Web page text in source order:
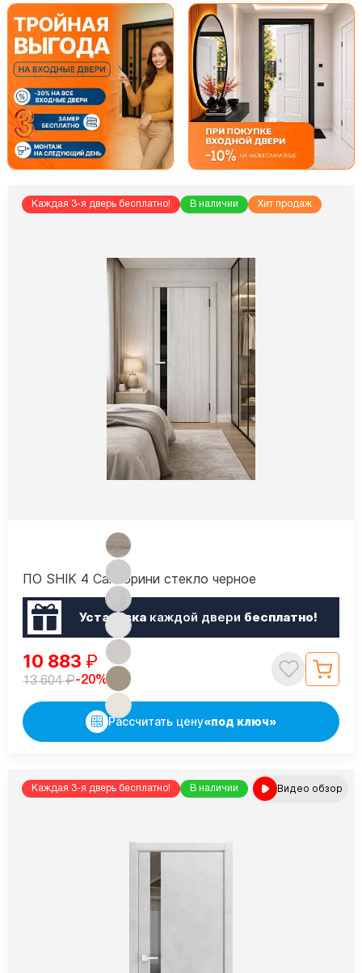
Каждая 3-я дверь бесплатно! В наличии Хит продаж
ПО SHIK 4 Санторини стекло черное
Установкакаждой двери бесплатно!
10 883 ₽
13 604₽-20%
Рассчитать цену«под ключ»
Каждая 3-я дверь бесплатно! В наличии Видео обзор